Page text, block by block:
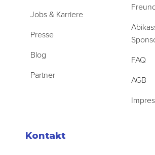
Jobs & Karriere
Presse
Blog
Partner
FAQ
AGB
Kontakt